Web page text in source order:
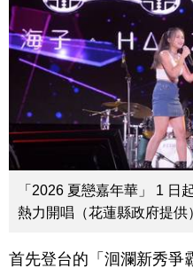
「2026 夏戀嘉年華」 1 日
熱力開唱（花蓮縣政府提供
首先登台的「洄瀾新秀爭